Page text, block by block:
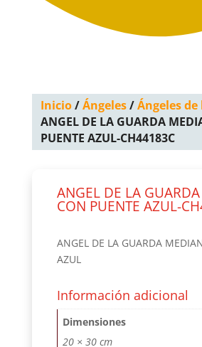
Inicio/Ángeles/Ángeles
ANGEL DE LA GUARDA
PUENTE AZUL-CH44183C
ANGEL DE LA
CON PUENTE AZUL-
ANGEL DE LA GUARDA
AZUL
Información adicional
Dimensiones
20 × 30 cm